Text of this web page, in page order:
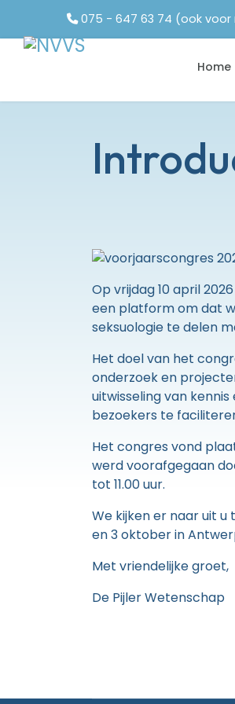
075 - 647 63 74 (ook voor
Home
Op vrijdag 10 april
een platform om dat
seksuologie te delen
Het doel van het
onderzoek en
uitwisseling van
bezoekers te
Het congres vond
werd voorafgegaan
tot 11.00 uur.
We kijken er naar uit u
en 3 oktober in
Met vriendelijke groet,
De Pijler Wetenschap